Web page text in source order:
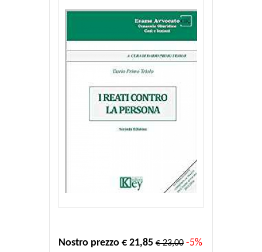
Nostro prezzo € 21,85 € 23,00 -5%